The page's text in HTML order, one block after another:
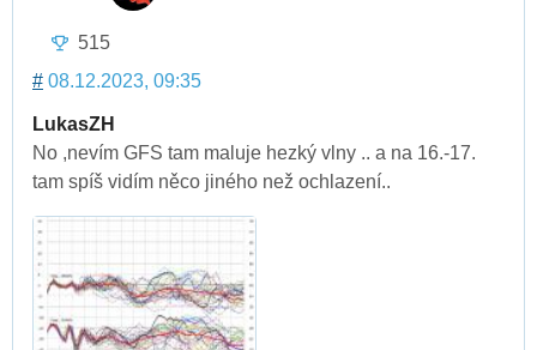
515
# 08.12.2023, 09:35
LukasZH
No ,nevím GFS tam maluje hezký vlny .. a na 16.-17.
tam spíš vidím něco jiného než ochlazení..